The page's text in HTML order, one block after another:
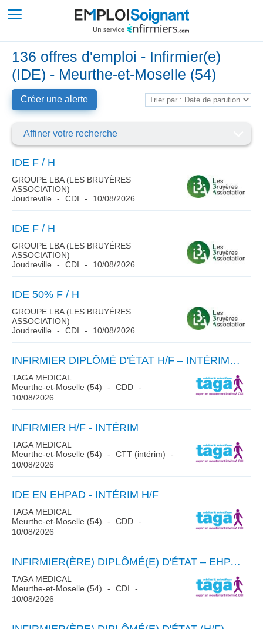
136 offres d'emploi - Infirmier(e)
(IDE) - Meurthe-et-Moselle (54)
Créer une alerte
Affiner votre recherche
IDE F / H
GROUPE LBA (LES BRUYÈRES
ASSOCIATION)
Joudreville
CDI 10/08/2026
IDE F / H
GROUPE LBA (LES BRUYÈRES
ASSOCIATION)
Joudreville
CDI 10/08/2026
IDE 50% F / H
GROUPE LBA (LES BRUYÈRES
ASSOCIATION)
Joudreville
CDI 10/08/2026
INFIRMIER DIPLÔMÉ D'ÉTAT H/F – INTÉRIM / VACATION
TAGA MEDICAL
Meurthe-et-Moselle (54)
CDD
10/08/2026
INFIRMIER H/F - INTÉRIM
TAGA MEDICAL
Meurthe-et-Moselle (54)
CTT (intérim)
10/08/2026
IDE EN EHPAD - INTÉRIM H/F
TAGA MEDICAL
Meurthe-et-Moselle (54)
CDD
10/08/2026
INFIRMIER(ÈRE) DIPLÔMÉ(E) D'ÉTAT – EHPAD H/F
TAGA MEDICAL
Meurthe-et-Moselle (54)
CDI
10/08/2026